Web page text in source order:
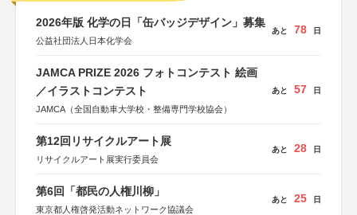
2026年版 化学の日「缶バッジデザイン」募集
公益社団法人日本化学会
あと 78 日
JAMCA PRIZE 2026 フォトコンテスト 絵画
／イラストコンテスト
JAMCA（全国自動車大学校・整備専門学校協会）
あと 57 日
第12回リサイクルアート展
リサイクルアート展実行委員会
あと 28 日
第6回「都民の人権川柳」
東京都人権啓発活動ネットワーク協議会
あと 25 日